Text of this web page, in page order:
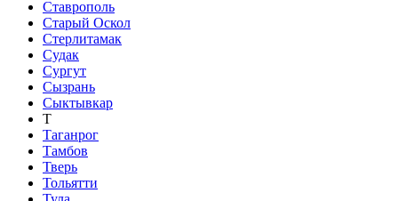
Ставрополь
Старый Оскол
Стерлитамак
Судак
Сургут
Сызрань
Сыктывкар
Т
Таганрог
Тамбов
Тверь
Тольятти